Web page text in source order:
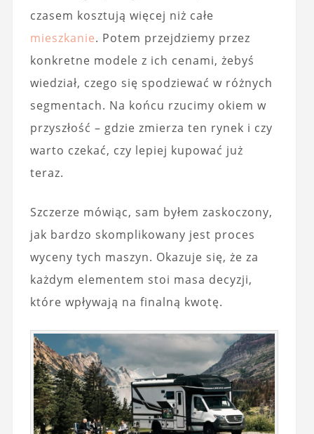
czasem kosztują więcej niż całe
mieszkanie. Potem przejdziemy przez
konkretne modele z ich cenami, żebyś
wiedział, czego się spodziewać w różnych
segmentach. Na końcu rzucimy okiem w
przyszłość – gdzie zmierza ten rynek i czy
warto czekać, czy lepiej kupować już
teraz.
Szczerze mówiąc, sam byłem zaskoczony,
jak bardzo skomplikowany jest proces
wyceny tych maszyn. Okazuje się, że za
każdym elementem stoi masa decyzji,
które wpływają na finalną kwotę.